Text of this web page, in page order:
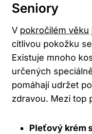
Seniory
V pokročilém věku
citlivou pokožku
Existuje mnoho
určených
pomáhají udržet
zdravou. Mezi top
Pleťový krém